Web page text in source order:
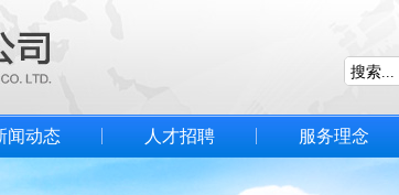
闻动态 人才招聘 服务理念